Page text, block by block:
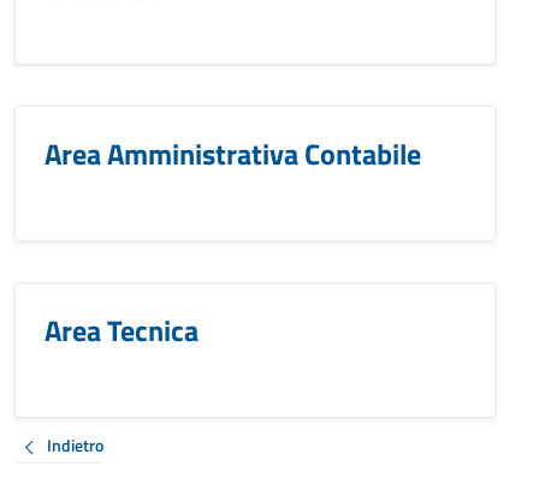
Area Amministrativa Contabile
Area Tecnica
Indietro